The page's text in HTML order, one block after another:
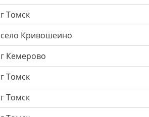
г Томск
село Кривошеино
г Кемерово
г Томск
г Томск